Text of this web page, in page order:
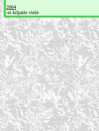
2004
-ei kilpaile vielä-